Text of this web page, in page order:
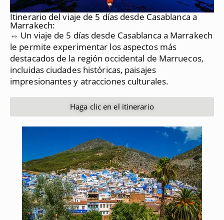
Itinerario del viaje de 5 días desde Casablanca a
Marrakech:
⇔ Un viaje de 5 días desde Casablanca a Marrakech
le permite experimentar los aspectos más
destacados de la región occidental de Marruecos,
incluidas ciudades históricas, paisajes
impresionantes y atracciones culturales.
Haga clic en el itinerario